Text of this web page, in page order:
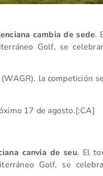
cambia de sede.
Golf, se
la competición
17 de agosto.[:CA]
canvia de seu. El
Golf, se